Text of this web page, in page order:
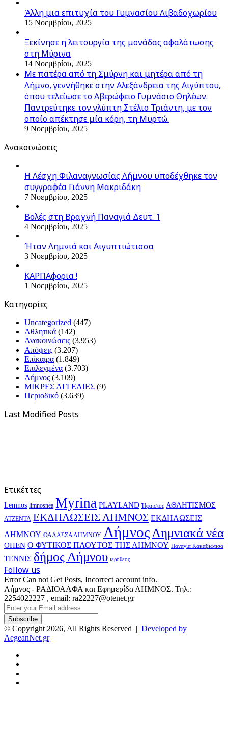
Άλλη μια επιτυχία του Γυμνασίου Λιβαδοχωρίου
15 Νοεμβρίου, 2025
Ξεκίνησε η λειτουργία της μονάδας αφαλάτωσης
στη Μύρινα
14 Νοεμβρίου, 2025
Με πατέρα από τη Σμύρνη και μητέρα από τη
Λήμνο, γεννήθηκε στην Αλεξάνδρεια της Αιγύπτου,
όπου τελείωσε το Αβερώφειο Γυμνάσιο Θηλέων.
Παντρεύτηκε τον γλύπτη Στέλιο Τριάντη, με τον
οποίο απέκτησε μία κόρη, τη Μυρτώ.
9 Νοεμβρίου, 2025
Ανακοινώσεις
Η Λέσχη Φιλαναγνωσίας Λήμνου υποδέχθηκε τον
συγγραφέα Γιάννη Μακριδάκη
7 Νοεμβρίου, 2025
Βολές στη Βραχνή Παναγιά Δευτ. 1
4 Νοεμβρίου, 2025
Ήταν Λημνιά και Αιγυπτιώτισσα
3 Νοεμβρίου, 2025
ΚΑΡΠΑφορια !
1 Νοεμβρίου, 2025
Kατηγορίες
Uncategorized (447)
Αθλητικά (142)
Ανακοινώσεις (3.953)
Απόψεις (3.207)
Επίκαιρα (1.849)
Επιλεγμένα (3.703)
Λήμνος (3.109)
ΜΙΚΡΕΣ ΑΓΓΕΛΙΕΣ (9)
Περιοδικό (3.639)
Last Modified Posts
Ετικέττες
Lemnos limnosnea Myrina PLAYLAND Ήφαιστος ΑΘΛΗΤΙΣΜΟΣ
ΑΤΖΕΝΤΑ ΕΚΔΗΛΩΣΕΙΣ ΛΗΜΝΟΣ ΕΚΔΗΛΩΣΕΙΣ
ΛΗΜΝΟΥ ΘΑΛΑΣΣΑ ΛΗΜΝΟΥ ΛήμνοςΛημνιακά νέα
ΟΠΕΝ Ο ΦΥΤΙΚΟΣ ΠΛΟΥΤΟΣ ΤΗΣ ΛΗΜΝΟΥ Παναγια Κακαβιώτισα
ΤΕΝΝΙΣ δήμος Λήμνου ιερόθεος
Follow us
Error Can not Get Posts, Incorrect account info.
Λήμνος - ΡΑΔΙΟΑΛΦΑ και Εφημερίδα ΛΗΜΝΟΣ. Τηλ.:
2254022227 , email: ra22227@otenet.gr
Enter
your
Email
address
© Copyright 2026, All Rights Reserved | Developed by
AegeanNet.gr